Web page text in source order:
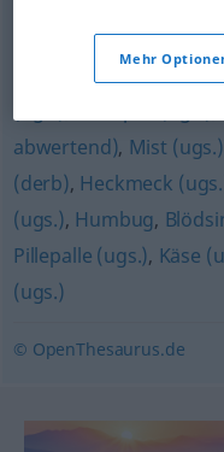
Nonsens,
Bockmist (ugs.)
abwertend), Mist (ugs.)
(derb), Heckmeck
(ugs.), Humbug,
Pillepalle (ugs.), Käse
(ugs.)
© OpenThesaurus.de
Mehr